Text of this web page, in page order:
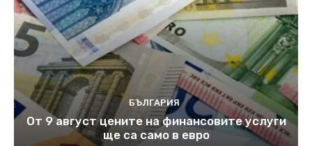
БЪЛГАРИЯ
От 9 август цените на финансовите услуги
ще са само в евро